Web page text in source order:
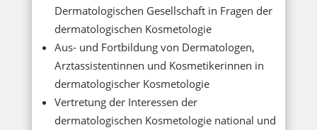
Dermatologischen Gesellschaft in Fragen der
dermatologischen Kosmetologie
Aus- und Fortbildung von Dermatologen,
Arztassistentinnen und Kosmetikerinnen in
dermatologischer Kosmetologie
Vertretung der Interessen der
dermatologischen Kosmetologie national und